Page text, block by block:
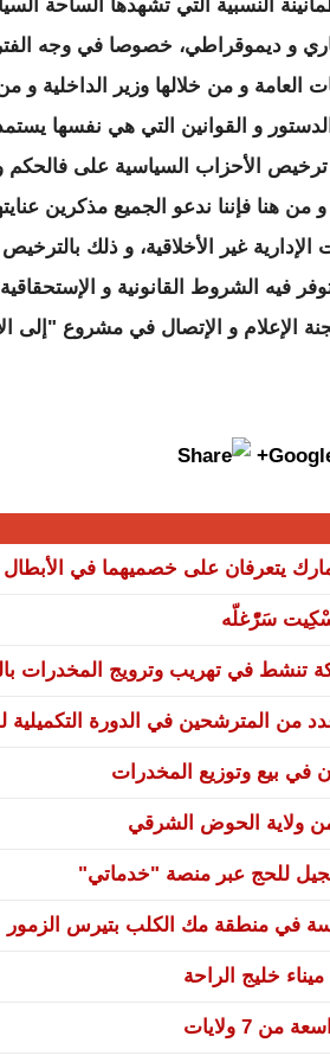
النسبية التي تشهدها الساحة
و ديموقراطي، خصوصا في وجه
العامة و من خلالها وزير
و القوانين التي هي نفسها
الأحزاب السياسية على فالحكم
هنا فإننا ندعو الجميع مذكرين
غير الأخلاقية، و ذلك
فيه الشروط القانونية و
يتعرفان على خصميهما في الأبطال
سَرّْغلّه
تنشط في تهريب وترويج المخدرات
من المترشحين في الدورة التكميلية
في بيع وتوزيع المخدرات
ولاية الحوض الشرقي
للحج عبر منصة "خدماتي"
في منطقة مك الكلب بتيرس الزمور
خليج الراحة
7 ولايات